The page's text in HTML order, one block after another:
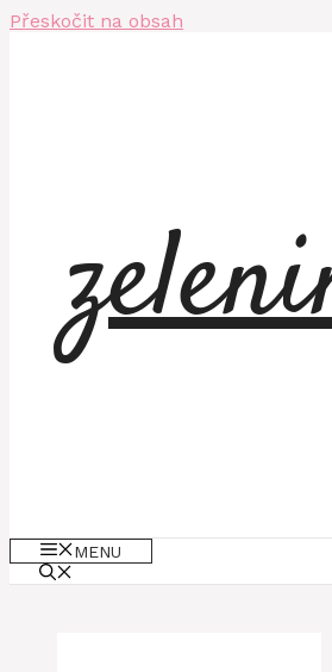
Přeskočit na obsah
MENU